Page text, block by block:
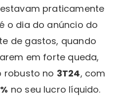
praticamente
o dia do anúncio do
de gastos, quando
em forte queda,
robusto no 3T24, com
no seu lucro líquido.